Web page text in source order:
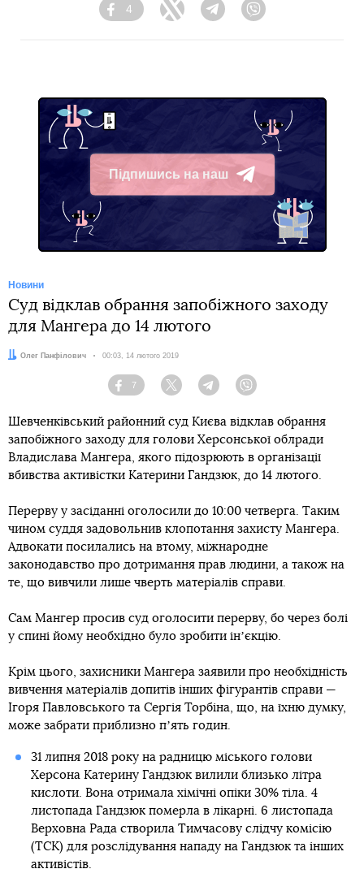
Facebook
4
Twitter Telegram
Підпишись на наш
Telegram
Новини
Суд відклав обрання запобіжного заходу
для Мангера до 14 лютого
Автор:
Олег Панфілович Дата:
00:03, 14 лютого 2019
Facebook
7
Twitter TelegramViber
Шевченківський районний суд Києва відклав обрання
запобіжного заходу для голови Херсонської облради
Владислава Мангера, якого підозрюють в організації
вбивства активістки Катерини Гандзюк, до 14 лютого.
Перерву у засіданні оголосили до 10:00 четверга. Таким
чином суддя задовольнив клопотання захисту Мангера.
Адвокати посилались на втому, міжнародне
законодавство про дотримання прав людини, а також на
те, що вивчили лише чверть матеріалів справи.
Сам Мангер просив суд оголосити перерву, бо через болі
у спині йому необхідно було зробити інʼєкцію.
Крім цього, захисники Мангера заявили про необхідність
вивчення матеріалів допитів інших фігурантів справи —
Ігоря Павловського та Сергія Торбіна, що, на їхню думку,
може забрати приблизно пʼять годин.
31 липня 2018 року на радницю міського голови
Херсона Катерину Гандзюк вилили близько літра
кислоти. Вона отримала хімічні опіки 30% тіла. 4
листопада Гандзюк померла в лікарні. 6 листопада
Верховна Рада створила Тимчасову слідчу комісію
(ТСК) для розслідування нападу на Гандзюк та інших
активістів.